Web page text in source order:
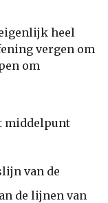
heel
vergen om
om
middelpunt
van de
de lijnen van